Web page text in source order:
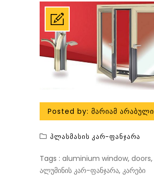
Posted by: Მარიამ Არაბული
Პლასმასის Კარ-Ფანჯარა
Tags : aluminium window, doors,
ალუმინის კარ-ფანჯარა, კარები